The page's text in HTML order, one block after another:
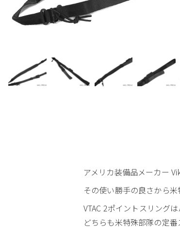
アメリカ装備品メーカー
その使い勝手の良さから
VTAC 2ポイントスリング
どちらも米特殊部隊の定番